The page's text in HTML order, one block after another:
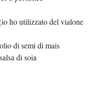
ho utilizzato del vialone
di semi di mais
di soia